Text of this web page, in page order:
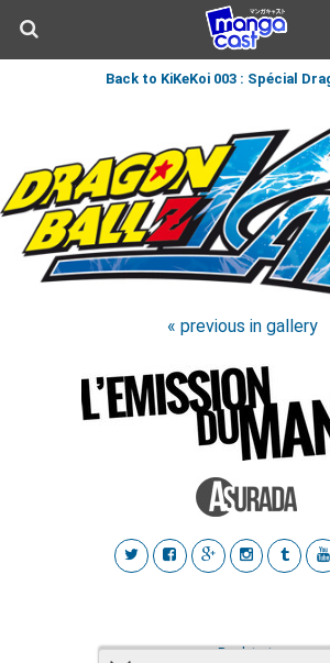
Back to KiKeKoi 003 : Spécial
« previous in gallery
Back to top